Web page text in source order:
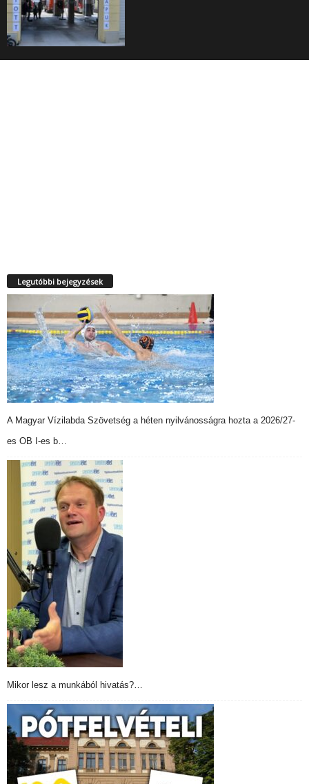
Legutóbbi bejegyzések
A Magyar Vízilabda Szövetség a héten nyilvánosságra hozta a 2026/27-
es OB I-es b…
Mikor lesz a munkából hivatás?…